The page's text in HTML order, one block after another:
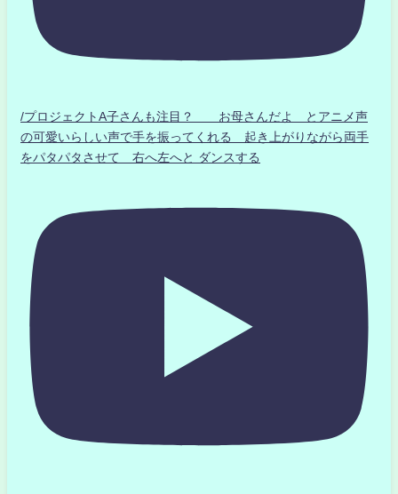
/プロジェクトA子さんも注目？ お母さんだよ とアニメ声
の可愛いらしい声で手を振ってくれる 起き上がりながら両手
をパタパタさせて 右へ左へと ダンスする